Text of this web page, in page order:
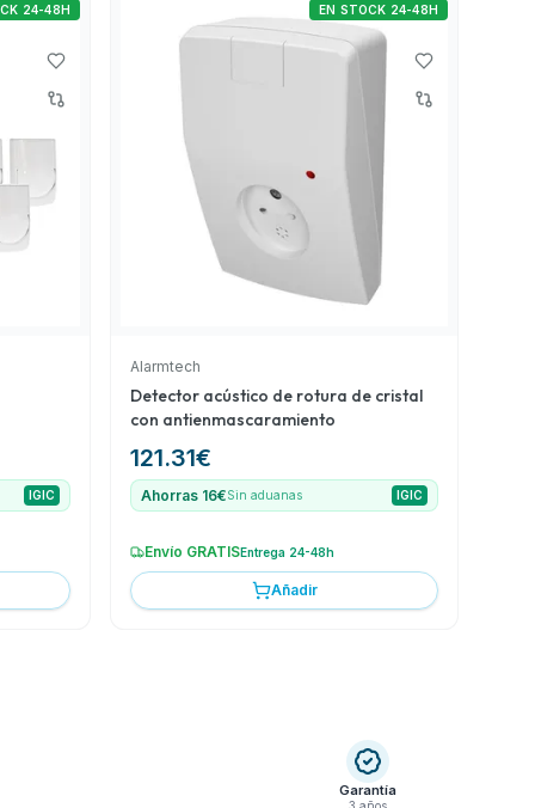
24-48H
IGIC
Alarmtech
Detector acústico de rotura de cristal
con antienmascaramiento
121.31€
EN STOCK 24-48H
Ahorras 16€Sin aduanas IGIC
Envío GRATISEntrega 24-48h
Añadir
Garantía